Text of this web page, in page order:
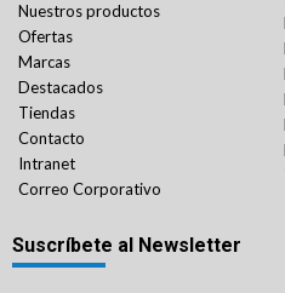
Nuestros productos
Ofertas
Marcas
Destacados
Tiendas
Contacto
Intranet
Correo Corporativo
Suscríbete al Newsletter